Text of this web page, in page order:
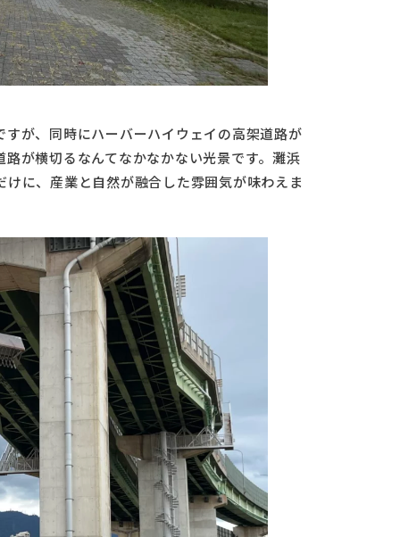
が、同時にハーバーハイウェイの高架道路が
が横切るなんてなかなかない光景です。灘浜
に、産業と自然が融合した雰囲気が味わえま